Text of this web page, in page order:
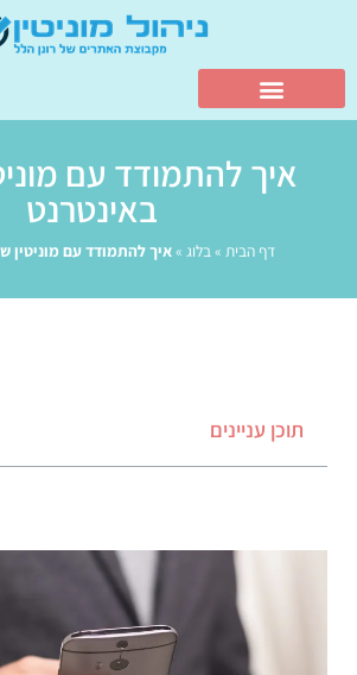
איך להתמודד עם
באינטרנט
דף הבית »בלוג »איך להתמודד עם מוניטין
תוכן עניינים